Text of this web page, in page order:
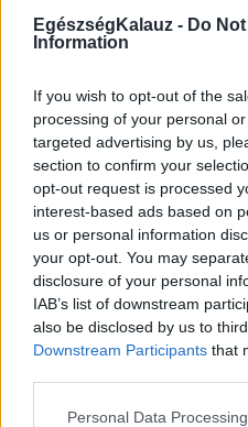
EgészségKalauz - Do
Information
If you wish to opt-out of the
processing of your personal
targeted advertising by us,
section to confirm your
opt-out request is processed
interest-based ads based on
us or personal information
your opt-out. You may
disclosure of your personal
IAB’s list of downstream
also be disclosed by us to
Downstream Participants that
Please note that this website/
Personal Data
Összes Vizsgálat
Kezelés
Kemoterápia
Szürkehályog
Vízszerű
Afta kezelése
Dagadt boka
Napallergia
Fülgyulladás
Összes Kezelés
Életmódváltás
Kutatás